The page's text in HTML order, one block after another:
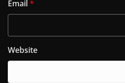
Email*
Website